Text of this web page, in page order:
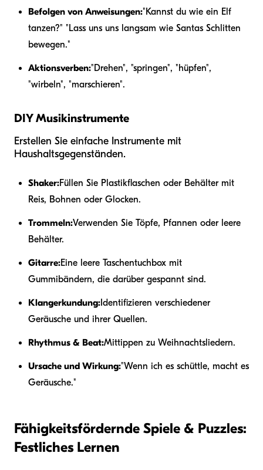
Befolgen von Anweisungen:"Kannst du wie ein Elf
tanzen?" "Lass uns uns langsam wie Santas Schlitten
bewegen."
Aktionsverben:"Drehen", "springen", "hüpfen",
"wirbeln", "marschieren".
DIY Musikinstrumente
Erstellen Sie einfache Instrumente mit
Haushaltsgegenständen.
Shaker:Füllen Sie Plastikflaschen oder Behälter mit
Reis, Bohnen oder Glocken.
Trommeln:Verwenden Sie Töpfe, Pfannen oder leere
Behälter.
Gitarre:Eine leere Taschentuchbox mit
Gummibändern, die darüber gespannt sind.
Klangerkundung: Identifizieren verschiedener
Geräusche und ihrer Quellen.
Rhythmus & Beat:Mittippen zu Weihnachtsliedern.
Ursache und Wirkung:"Wenn ich es schüttle, macht es
Geräusche."
Fähigkeitsfördernde Spiele & Puzzles:
Festliches Lernen